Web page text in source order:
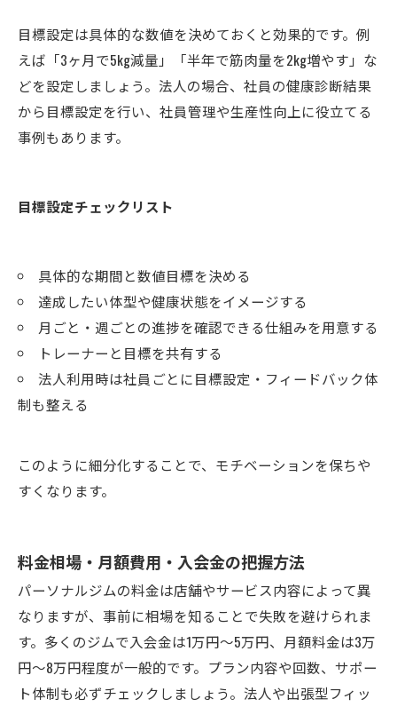
目標設定は具体的な数値を決めておくと効果的です。例
えば「3ヶ月で5kg減量」「半年で筋肉量を2kg増やす」な
どを設定しましょう。法人の場合、社員の健康診断結果
から目標設定を行い、社員管理や生産性向上に役立てる
事例もあります。
目標設定チェックリスト
具体的な期間と数値目標を決める
達成したい体型や健康状態をイメージする
月ごと・週ごとの進捗を確認できる仕組みを用意する
トレーナーと目標を共有する
法人利用時は社員ごとに目標設定・フィードバック体
制も整える
このように細分化することで、モチベーションを保ちや
すくなります。
料金相場・月額費用・入会金の把握方法
パーソナルジムの料金は店舗やサービス内容によって異
なりますが、事前に相場を知ることで失敗を避けられま
す。多くのジムで入会金は1万円～5万円、月額料金は3万
円～8万円程度が一般的です。プラン内容や回数、サポー
ト体制も必ずチェックしましょう。法人や出張型フィッ